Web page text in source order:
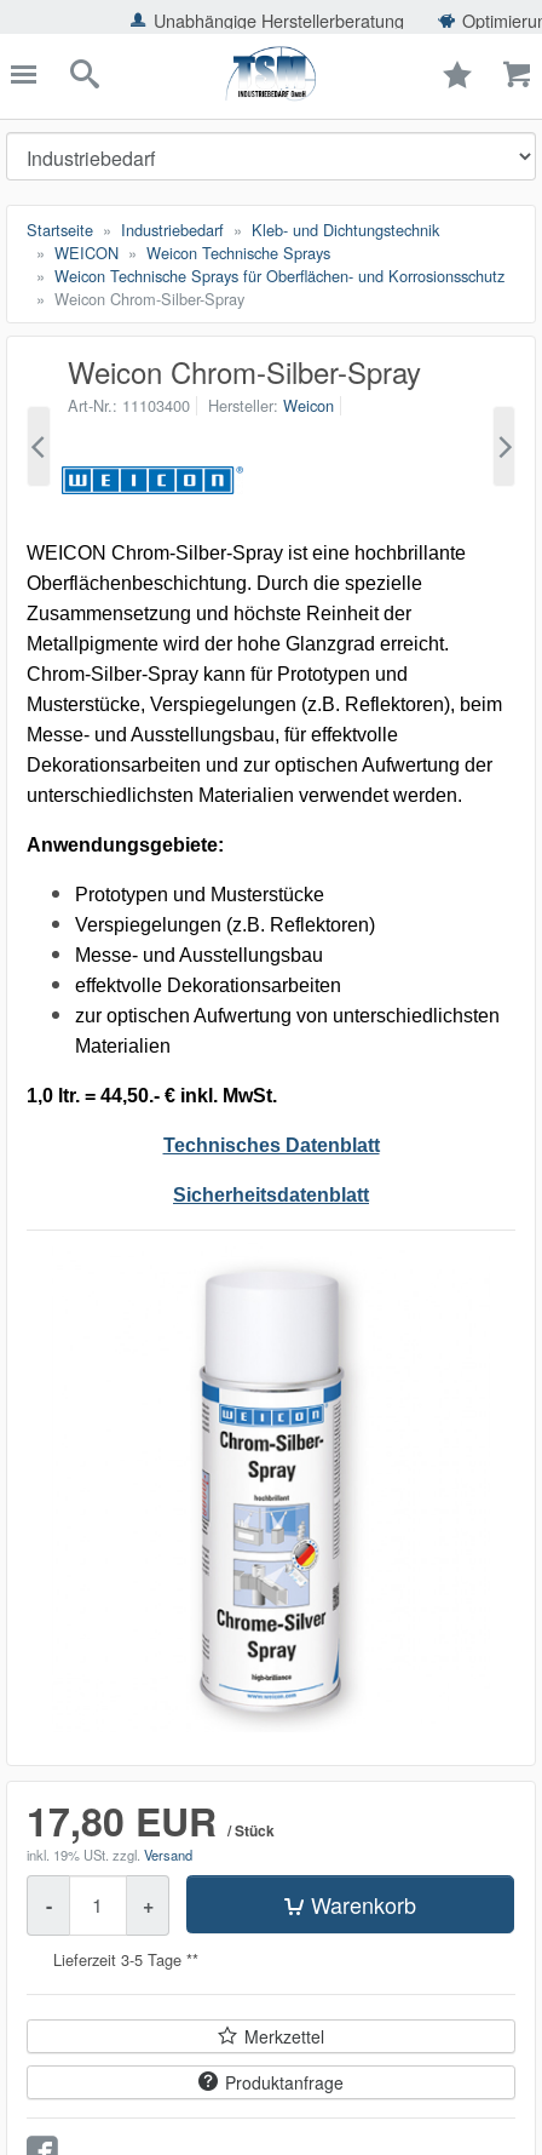
Unabhängige Herstellerberatung Optimierung der
schließen
Suche
Startseite Industriebedarf
Kleb- und Dichtungstechnik
WEICON
Weicon Technische Sprays
Weicon Technische Sprays für Oberflächen- und Korrosionsschutz
Weicon Chrom-Silber-Spray
Weicon Chrom-Silber-Spray
Art-Nr. 11103400 Hersteller Weicon
WEICON Chrom-Silber-Spray ist eine hochbrillante
Oberflächenbeschichtung. Durch die spezielle
Zusammensetzung und höchste Reinheit der
Metallpigmente wird der hohe Glanzgrad erreicht.
Chrom-Silber-Spray kann für Prototypen und
Musterstücke, Verspiegelungen (z.B. Reflektoren), beim
Messe- und Ausstellungsbau, für effektvolle
Dekorationsarbeiten und zur optischen Aufwertung der
unterschiedlichsten Materialien verwendet werden.
Anwendungsgebiete:
Prototypen und Musterstücke
Verspiegelungen (z.B. Reflektoren)
Messe- und Ausstellungsbau
effektvolle Dekorationsarbeiten
zur optischen Aufwertung von unterschiedlichsten
Materialien
1,0 ltr. = 44,50.- € inkl. MwSt.
Technisches Datenblatt
Sicherheitsdatenblatt
17,80 EUR / Stück
inkl. 19% USt. zzgl. Versand
- + Warenkorb
Lieferzeit 3-5 Tage **
Merkzettel
Produktanfrage